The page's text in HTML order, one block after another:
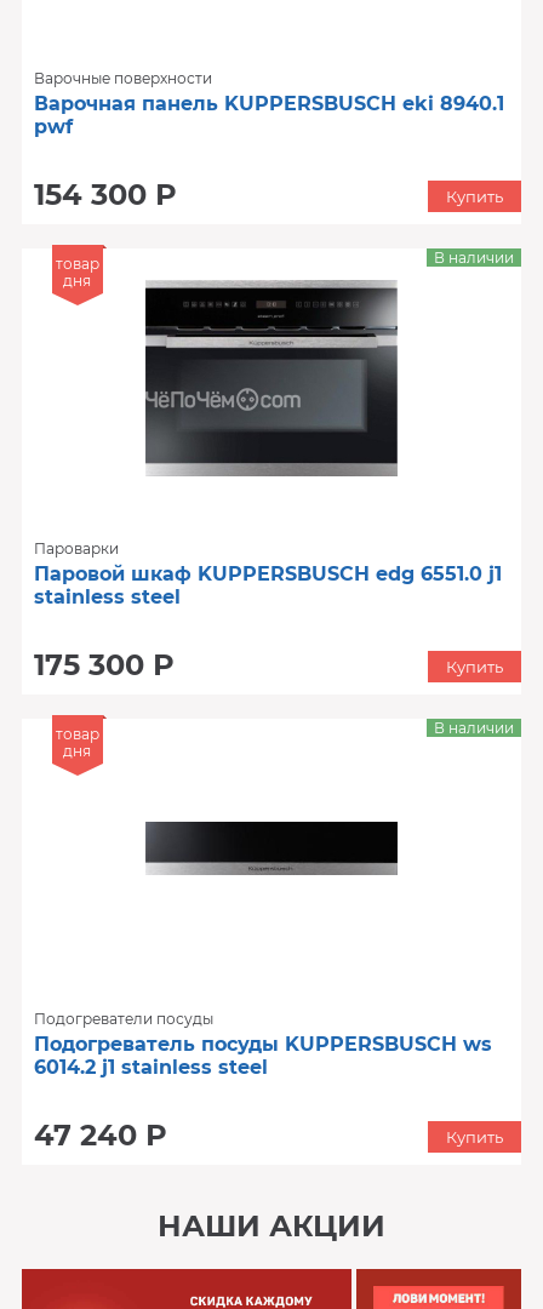
Варочные поверхности
Варочная панель KUPPERSBUSCH eki 8940.1
pwf
154 300 Р Купить
товар
дня
Пароварки
Паровой шкаф KUPPERSBUSCH edg 6551.0 j1
stainless steel
175 300 Р
В наличии
Купить
товар
дня
Подогреватели посуды
Подогреватель посуды KUPPERSBUSCH ws
6014.2 j1 stainless steel
47 240 Р
В наличии
Купить
НАШИ АКЦИИ